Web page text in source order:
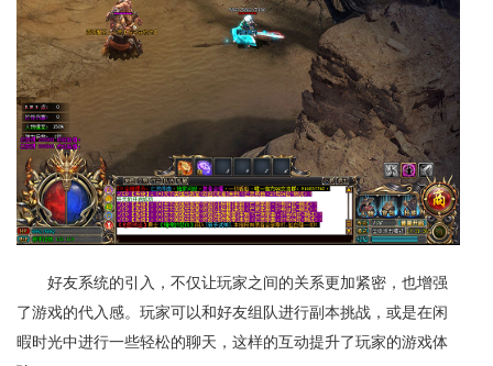
好友系统的引入，不仅让玩家之间的关系更加紧密，也增强
了游戏的代入感。玩家可以和好友组队进行副本挑战，或是在闲
暇时光中进行一些轻松的聊天，这样的互动提升了玩家的游戏体